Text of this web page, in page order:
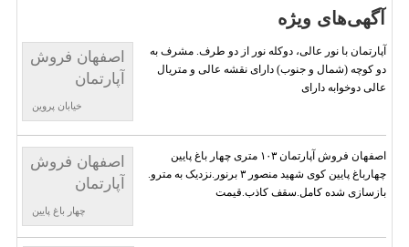
آگهی‌های ویژه
اصفهان فروش
آپارتمان
خیابان پروین
آپارتمان با نور عالی، دوکله نور از دو طرف. مشرف به
دو کوچه (شمال و جنوب) دارای نقشه عالی و متریال
عالی دوخوابه دارای
اصفهان فروش
آپارتمان
چهار باغ پایین
اصفهان فروش آپارتمان ۱۰۳ متری چهار باغ پایین
چهارباغ پایین کوی شهید منصور ۳ برنور.نزدیک به مترو.
بازسازی شده کامل.سقف کاذب.قیمت